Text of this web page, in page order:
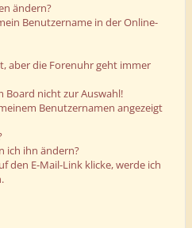
ändern?
Benutzername in der Online-
aber die Forenuhr geht immer
Board nicht zur Auswahl!
Benutzernamen angezeigt
ich ihn ändern?
den E-Mail-Link klicke, werde ich